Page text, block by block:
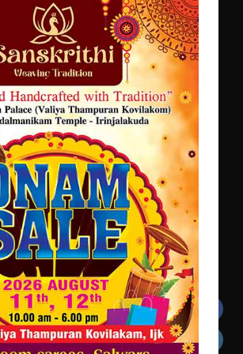
ട്യുണീഷ്യൻ ചിത്രം ” ദി വോയിസ്
ഓഫ് ഹിന്ദ് റജബ് ” ഇരിങ്ങാലക്കുട
ഫിലിം സൊസൈറ്റി ആഗസ്റ്റ് 7
വെള്ളിയാഴ്ച സ്‌ക്രീൻ ചെയ്യുന്നു
സെന്റ് ജോസഫ്സ് കോളജ്
കോമേഴ്‌സ് അസോസിയേഷന്
തുടക്കമായി
Facebook
Instagram